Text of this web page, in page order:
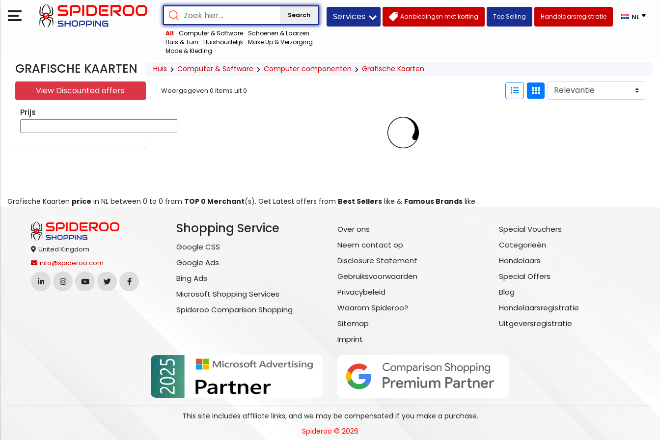
Search
All Computer & Software Schoenen & Laarzen
Huis & Tuin
Huishoudelijk Make Up & Verzorging
Mode & Kleding
Services Aanbiedingen met korting Top Selling Handelaarsregistratie NL
GRAFISCHE KAARTEN Huis Computer & Software Computer componenten Grafische Kaarten
View Discounted offers
Prijs
Weergegeven 0 items uit0
Grafische Kaarten price in NL between 0 to 0 from TOP 0 Merchant(s). Get Latest offers from Best Sellers like & Famous Brands like .
United Kingdom
info@spideroo.com
Shopping Service
Google CSS
Google Ads
Bing Ads
Microsoft Shopping Services
Spideroo Comparison Shopping
Over ons
Neem contact op
Disclosure Statement
Gebruiksvoorwaarden
Privacybeleid
Waarom Spideroo?
Sitemap
Imprint
Special Vouchers
Categorieën
Handelaars
Special Offers
Blog
Handelaarsregistratie
Uitgeversregistratie
This site includes affiliate links, and we may be compensated if you make a purchase.
Spideroo © 2026